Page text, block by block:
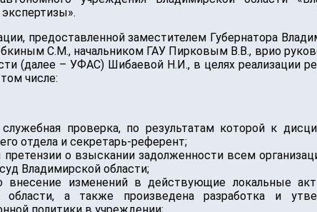
предоставленной заместителем Губернатора
С.М., начальником ГАУ Пирковым В.В., врио
(далее – УФАС) Шибаевой Н.И., в целях реализации
числе:
проверка, по результатам которой к
отдела и секретарь-референт;
претензии о взыскании задолженности всем
Владимирской области;
внесение изменений в действующие локальные
области, а также произведена разработка и